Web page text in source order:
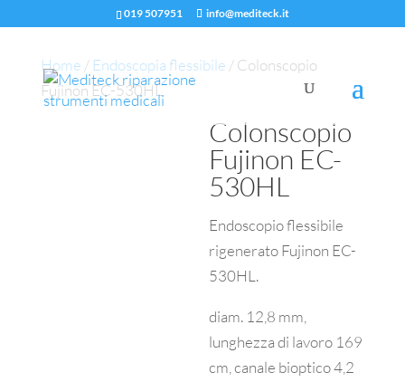
019 507951 info@mediteck.it
Home / Endoscopia flessibile / Colonscopio
Fujinon EC-530HL
Colonscopio
Fujinon EC-
530HL
Endoscopio flessibile
rigenerato Fujinon EC-
530HL.
diam. 12,8 mm,
lunghezza di lavoro 169
cm, canale bioptico 4,2